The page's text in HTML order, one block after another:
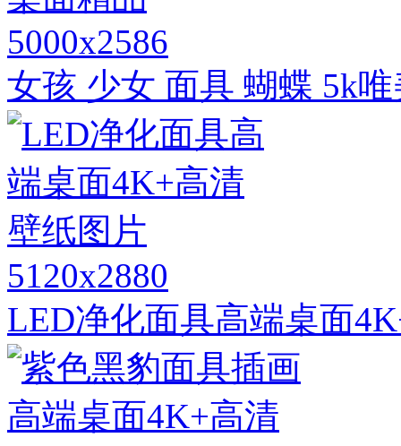
5000x2586
女孩 少女 面具 蝴蝶 5k
5120x2880
LED净化面具高端桌面